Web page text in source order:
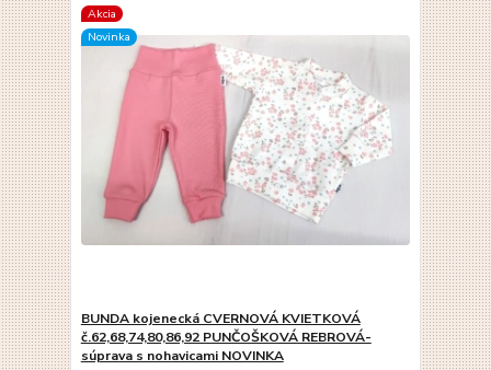
Akcia
Novinka
BUNDA kojenecká CVERNOVÁ KVIETKOVÁ
č.62,68,74,80,86,92 PUNČOŠKOVÁ REBROVÁ-
súprava s nohavicami NOVINKA